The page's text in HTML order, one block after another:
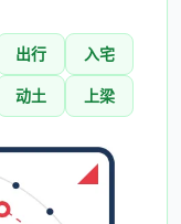
出行
入宅
动土 上梁